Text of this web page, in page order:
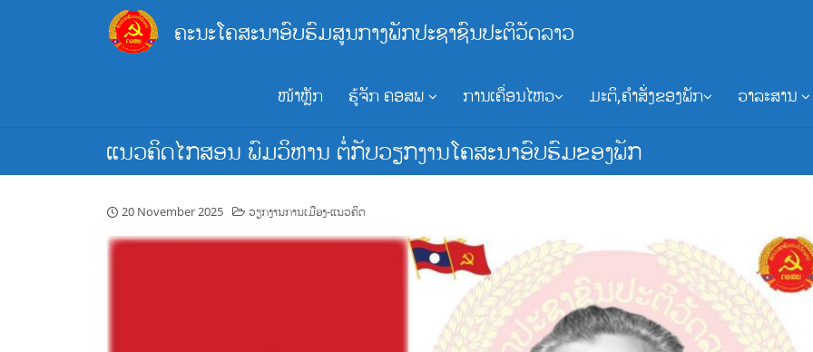
ຄະນະໂຄສະນາອົບຮົມສູນກາງພັກປະຊາຊົນປະຕິວັດລາວ
ໜ້າຫຼັກ ຮູ້ຈັກ ຄອສພ ການເຄື່ອນໄຫວ ມະຕິ,ຄຳສັ່ງຂອງພັກ ວາລະສານ
ແນວ​ຄິດ​ໄກ​ສອນ ພົມ​ວິ​ຫານ ຕໍ່​ກັບ​ວຽກ​ງານ​ໂຄ​ສະ​ນາ​ອົບ​ຮົມ​ຂອງ​ພັກ
20 November 2025 ວຽກງານການເມືອງ-ແນວຄິດ